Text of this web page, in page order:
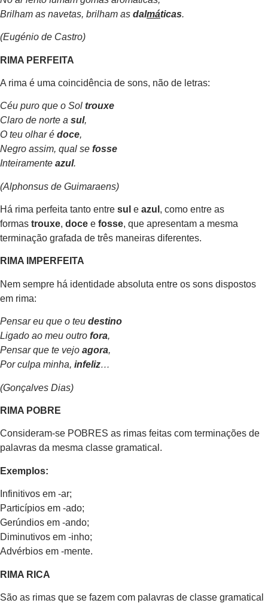
Brilham as navetas, brilham as dalmáticas.
(Eugénio de Castro)
RIMA PERFEITA
A rima é uma coincidência de sons, não de letras:
Céu puro que o Sol trouxe
Claro de norte a sul,
O teu olhar é doce,
Negro assim, qual se fosse
Inteiramente azul.
(Alphonsus de Guimaraens)
Há rima perfeita tanto entre sul e azul , como entre as
formas trouxe, doce e fosse, que apresentam a mesma
terminação grafada de três maneiras diferentes.
RIMA IMPERFEITA
Nem sempre há identidade absoluta entre os sons dispostos
em rima:
Pensar eu que o teu destino
Ligado ao meu outro fora,
Pensar que te vejo agora,
Por culpa minha, infeliz…
(Gonçalves Dias)
RIMA POBRE
Consideram-se POBRES as rimas feitas com terminações de
palavras da mesma classe gramatical.
Exemplos:
Infinitivos em -ar;
Particípios em -ado;
Gerúndios em -ando;
Diminutivos em -inho;
Advérbios em -mente.
RIMA RICA
São as rimas que se fazem com palavras de classe gramatical